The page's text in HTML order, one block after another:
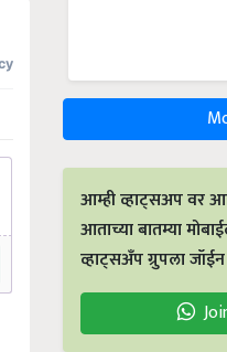
आम्ही व्हाट्सअप वर
आताच्या बातम्या
व्हाट्सअँप ग्रुपला